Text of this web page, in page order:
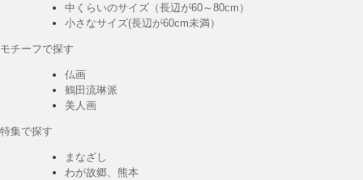
中くらいのサイズ（長辺が60～80cm）
小さなサイズ(長辺が60cm未満）
モチーフで探す
仏画
鶴田流琳派
美人画
特集で探す
まなざし
わが故郷、熊本